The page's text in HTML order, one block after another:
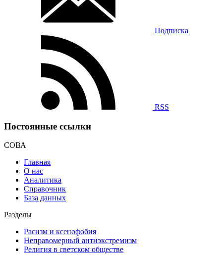
Подписка
RSS
Постоянные ссылки
СОВА
Главная
О нас
Аналитика
Справочник
База данных
Разделы
Расизм и ксенофобия
Неправомерный антиэкстремизм
Религия в светском обществе